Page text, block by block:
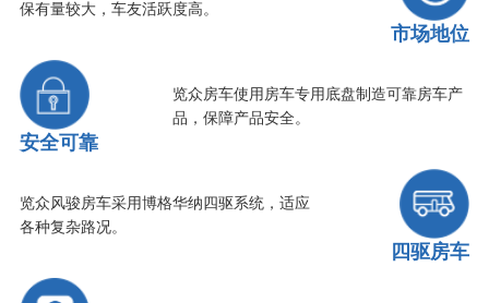
保有量较大，车友活跃度高。
市场地位
安全可靠
览众房车使用房车专用底盘制造可靠房车产
品，保障产品安全。
览众风骏房车采用博格华纳四驱系统，适应
各种复杂路况。
四驱房车